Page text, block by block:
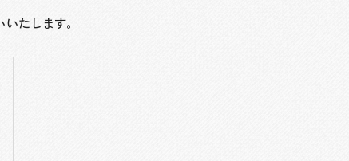
たします。